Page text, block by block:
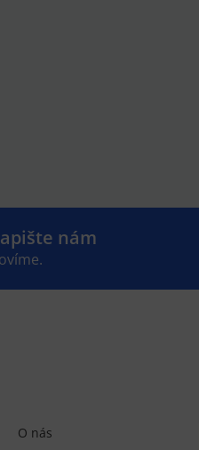
nám
O nás